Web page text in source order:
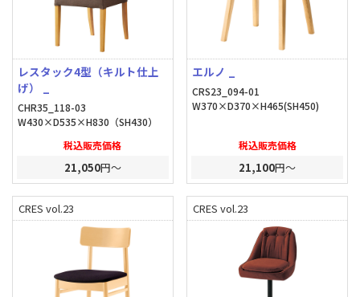
レスタック4型（キルト仕上
げ） _
CHR35_118-03
W430×D535×H830（SH430）
税込販売価格
21,050円～
エルノ _
CRS23_094-01
W370×D370×H465(SH450)
税込販売価格
21,100円～
CRES vol.23 CRES vol.23